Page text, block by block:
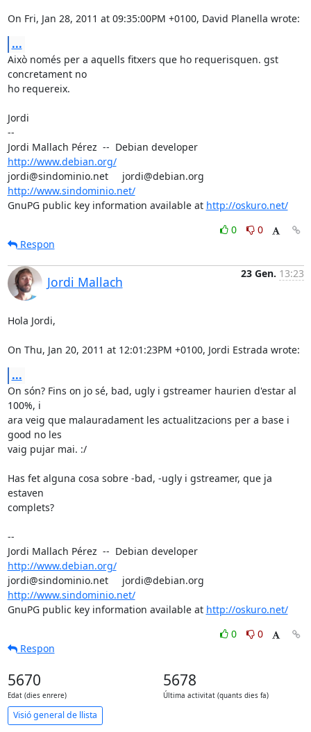
On Fri, Jan 28, 2011 at 09:35:00PM +0100, David Planella wrote:
...
Això només per a aquells fitxers que ho requerisquen. gst
concretament no
ho requereix.
Jordi
--
Jordi Mallach Pérez  --  Debian developer
http://www.debian.org/
http://www.sindominio.net/
GnuPG public key information available at http://oskuro.net/
0
0
Respon
Jordi Mallach
23 Gen. 13:23
Hola Jordi,
On Thu, Jan 20, 2011 at 12:01:23PM +0100, Jordi Estrada wrote:
...
On són? Fins on jo sé, bad, ugly i gstreamer haurien d'estar al
100%, i
ara veig que malauradament les actualitzacions per a base i
good no les
vaig pujar mai. :/
Has fet alguna cosa sobre -bad, -ugly i gstreamer, que ja
estaven
complets?
--
Jordi Mallach Pérez  --  Debian developer
http://www.debian.org/
http://www.sindominio.net/
GnuPG public key information available at http://oskuro.net/
0
0
Respon
5670
Edat (dies enrere)
5678
Última activitat (quants dies fa)
Visió general de llista